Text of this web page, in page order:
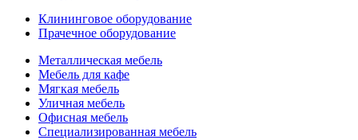
Клининговое оборудование
Прачечное оборудование
Металлическая мебель
Мебель для кафе
Мягкая мебель
Уличная мебель
Офисная мебель
Специализированная мебель